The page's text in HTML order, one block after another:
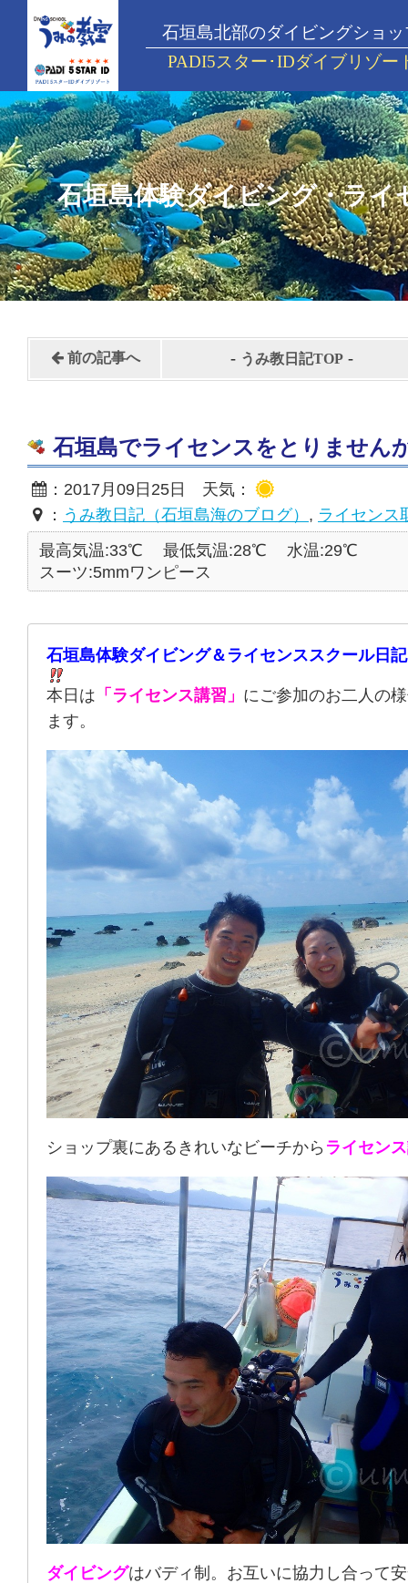
石垣島北部のダイビングショッ
PADI5スター･IDダイブリゾー
石垣島体験ダイビング・ライ
前の記事へ - うみ教日記TOP -
石垣島でライセンスをとりません
：2017月09日25日 天気：
： うみ教日記（石垣島海のブログ） , ライセンス
最高気温:33℃
最低気温:28℃
水温:29℃
スーツ:5mmワンピース
石垣島体験ダイビング＆ライセンススクール日記
本日は 「ライセンス講習」 にご参加のお二人の
ます。
ショップ裏にあるきれいなビーチから ライセン
ダイビングはバディ制。お互いに協力し合って